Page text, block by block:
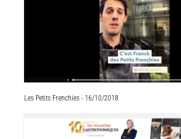
Les Petits Frenchies - 16/10/2018